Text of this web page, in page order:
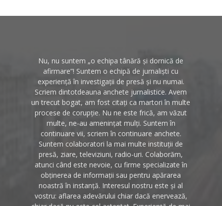
Nu, nu suntem „o echipa tânără și dornică de
afirmare”! Suntem o echipă de jurnaliști cu
experiență în investigații de presă și nu numai.
Scriem dintotdeauna anchete jurnalistice. Avem
un trecut bogat, am fost citați ca martori în multe
procese de corupție. Nu ne este frică, am văzut
multe, ne-au amenințat mulți. Suntem în
continuare vii, scriem în continuare anchete.
Suntem colaboratori la mai multe instituții de
presă, ziare, televiziuni, radio-uri. Colaborăm,
atunci când este nevoie, cu firme specializate în
obținerea de informații sau pentru apărarea
noastră în instanță. Interesul nostru este și al
vostru: aflarea adevărului chiar dacă enervează,